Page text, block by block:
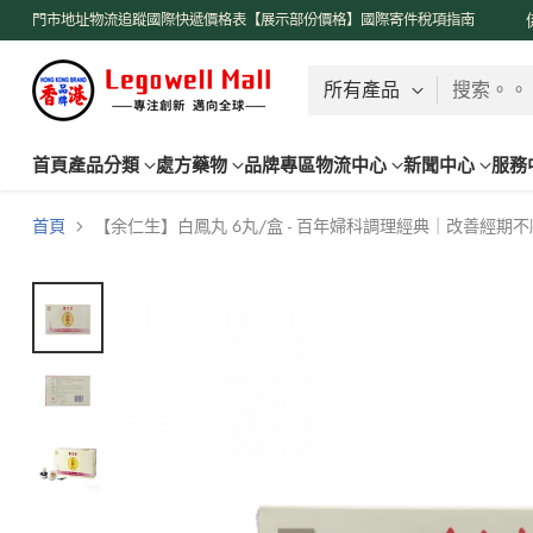
門市地址物流追蹤國際快遞價格表【展示部份價格】 國際寄件稅項指南
了解更多
搜索。
首頁產品分類 處方藥物 品牌專區物流中心 新聞中心 服務
首頁 【余仁生】白鳳丸 6丸/盒 - 百年婦科調理經典｜改善經期